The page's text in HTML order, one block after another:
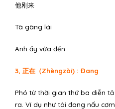
他刚来
Tā gāng lái
Anh ấy vừa đến
3, 正在（Zhèngzài) : Đang
Phó từ thời gian thứ ba diễn
ra. Ví dụ như tôi đang nấu